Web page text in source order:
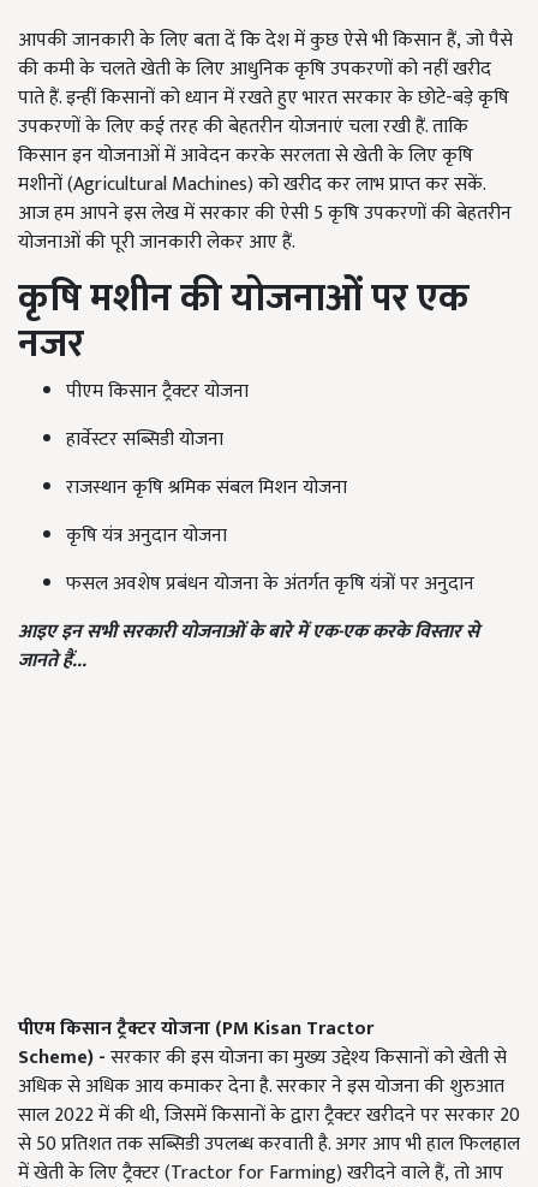
आपकी जानकारी के लिए बता दें कि देश में कुछ ऐसे भी किसान हैं, जो पैसे
की कमी के चलते खेती के लिए आधुनिक कृषि उपकरणों को नहीं खरीद
पाते हैं. इन्हीं किसानों को ध्यान में रखते हुए भारत सरकार के छोटे-बड़े कृषि
उपकरणों के लिए कई तरह की बेहतरीन योजनाएं चला रखी हैं. ताकि
किसान इन योजनाओं में आवेदन करके सरलता से खेती के लिए कृषि
मशीनों (Agricultural Machines)को खरीद कर लाभ प्राप्त कर सकें.
आज हम आपने इस लेख में सरकार की ऐसी5कृषि उपकरणों की बेहतरीन
योजनाओं की पूरी जानकारी लेकर आए हैं.
कृषि मशीन की योजनाओं पर एक
नजर
पीएम किसान ट्रैक्टर योजना
हार्वेस्टर सब्सिडी योजना
राजस्थान कृषि श्रमिक संबल मिशन योजना
कृषि यंत्र अनुदान योजना
फसल अवशेष प्रबंधन योजना के अंतर्गत कृषि यंत्रों पर अनुदान
आइए इन सभी सरकारी योजनाओं के बारे में एक-एक करके विस्तार से
जानते हैं...
पीएम किसान ट्रैक्टर योजना (PM Kisan Tractor
Scheme)-सरकार की इस योजना का मुख्य उद्देश्य किसानों को खेती से
अधिक से अधिक आय कमाकर देना है. सरकार ने इस योजना की शुरुआत
साल2022में की थी, जिसमें किसानों के द्वारा ट्रैक्टर खरीदने पर सरकार 20
से50प्रतिशत तक सब्सिडी उपलब्ध करवाती है. अगर आप भी हाल फिलहाल
में खेती के लिए ट्रैक्टर (Tractor for Farming)खरीदने वाले हैं, तो आप